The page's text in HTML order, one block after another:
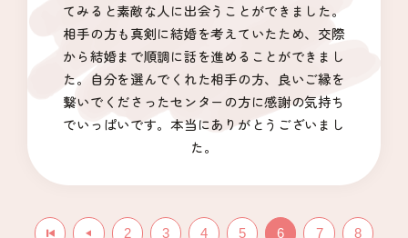
てみると素敵な人に出会うことができました。
相手の方も真剣に結婚を考えていたため、交際
から結婚まで順調に話を進めることができまし
た。自分を選んでくれた相手の方、良いご縁を
繋いでくださったセンターの方に感謝の気持ち
でいっぱいです。本当にありがとうございまし
た。
2 3 4 5 6 7 8